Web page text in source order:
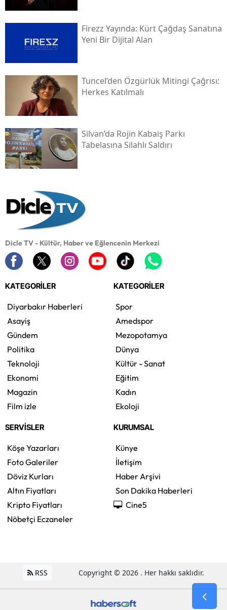
Firezz Yayında: Kürt Çağdaş Sanatına
Yeni Bir Dijital Alan
Tuncel’den Özgürlük Mitingi Çağrısı:
Herkes Katılmalı
Silvan’da Rojin Kabaiş Parkı
Tabelasına Silahlı Saldırı
Dicle TV - Kültür, Haber ve Eğlencenin Merkezi
KATEGORİLER
Diyarbakır Haberleri
Asayiş
Gündem
Politika
Teknoloji
Ekonomi
Magazin
Film izle
KATEGORİLER
Spor
Amedspor
Mezopotamya
Dünya
Kültür - Sanat
Eğitim
Kadın
Ekoloji
SERVİSLER
Köşe Yazarları
Foto Galeriler
Döviz Kurları
Altın Fiyatları
Kripto Fiyatları
Nöbetçi Eczaneler
KURUMSAL
Künye
İletişim
Haber Arşivi
Son Dakika Haberleri
Cine5
RSS Copyright © 2026 . Her hakkı saklıdır.